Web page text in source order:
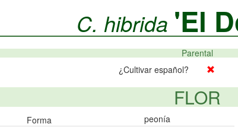
C. hibrida 'El
Parental
¿Cultivar español?
FLOR
Forma
peonía